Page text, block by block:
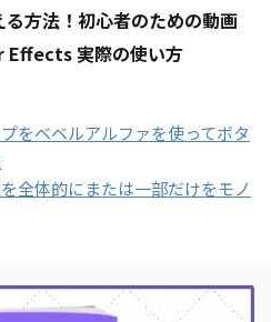
る方法！初心者のための動画
実際の使い方
をベベルアルファを使ってボタ
全体的にまたは一部だけをモノ